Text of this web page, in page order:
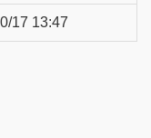
17 13:47